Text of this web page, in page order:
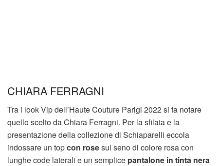
CHIARA FERRAGNI
Tra i look Vip dell’Haute Couture Parigi 2022 si fa notare
quello scelto da Chiara Ferragni. Per la sfilata e la
presentazione della collezione di Schiaparelli eccola
indossare un topcon rosesul seno di colore rosa con
lunghe code laterali e un semplice pantalone in tinta nera